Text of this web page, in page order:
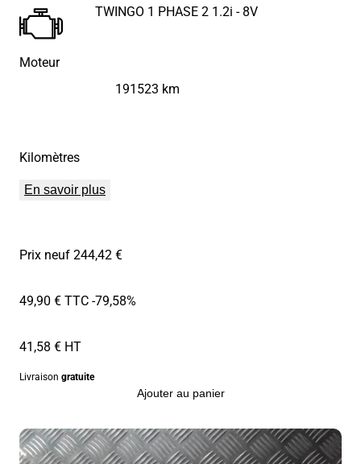
Moteur
TWINGO 1 PHASE 2 1.2i - 8V
Kilomètres
191523 km
En savoir plus
Prix neuf 244,42 €
49,90 € TTC-79,58%
41,58 € HT
Livraison gratuite
Ajouter au panier